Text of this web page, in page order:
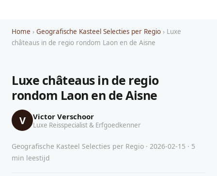
Home › Geografische Kasteel Selecties per Regio › Luxe
châteaus in de regio rondom Laon en de Aisne
Luxe châteaus in de regio
rondom Laon en de Aisne
V Victor Verschoor
Luxe Reisspecialist & Erfgoedkenner
Geografische Kasteel Selecties per Regio · 2026-02-15 · 5
min leestijd